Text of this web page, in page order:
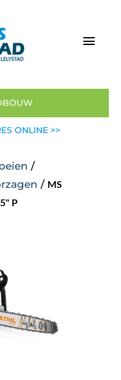
ONLINE >>
/
/ MS
P